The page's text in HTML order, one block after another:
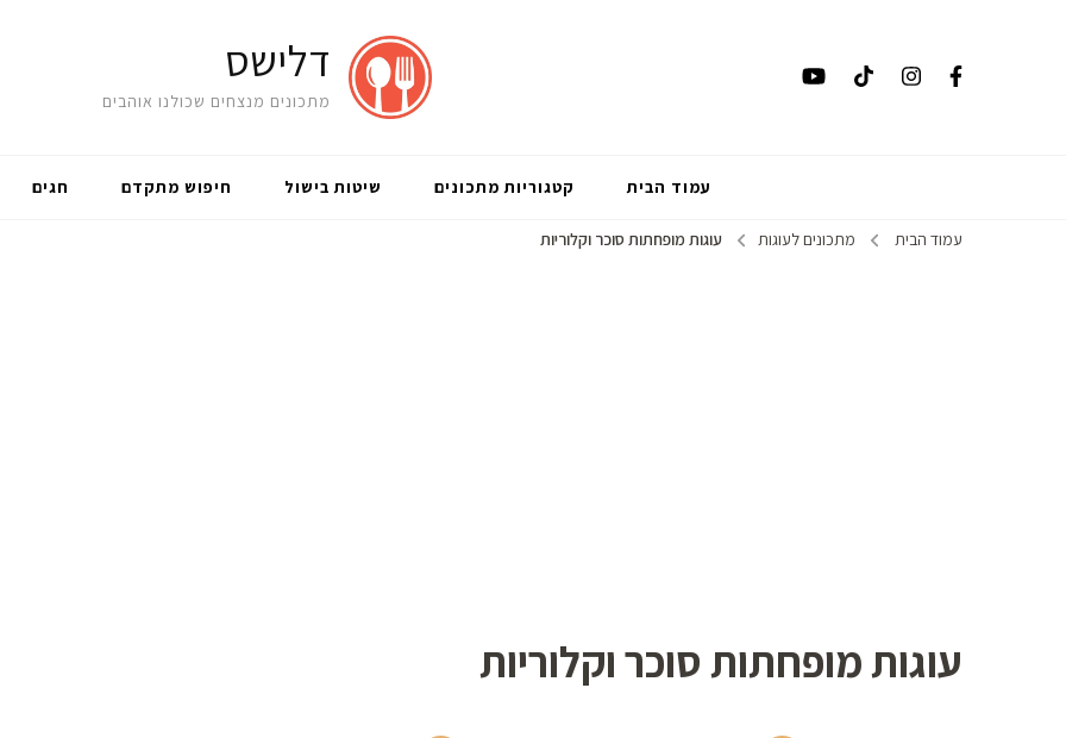
דלישס
מתכונים מנצחים שכולנו אוהבים
עמוד הבית קטגוריות מתכונים שיטות בישול חיפוש מתקדם חגים
עמוד הבית מתכונים לעוגות עוגות מופחתות סוכר וקלוריות
עוגות מופחתות סוכר וקלוריות